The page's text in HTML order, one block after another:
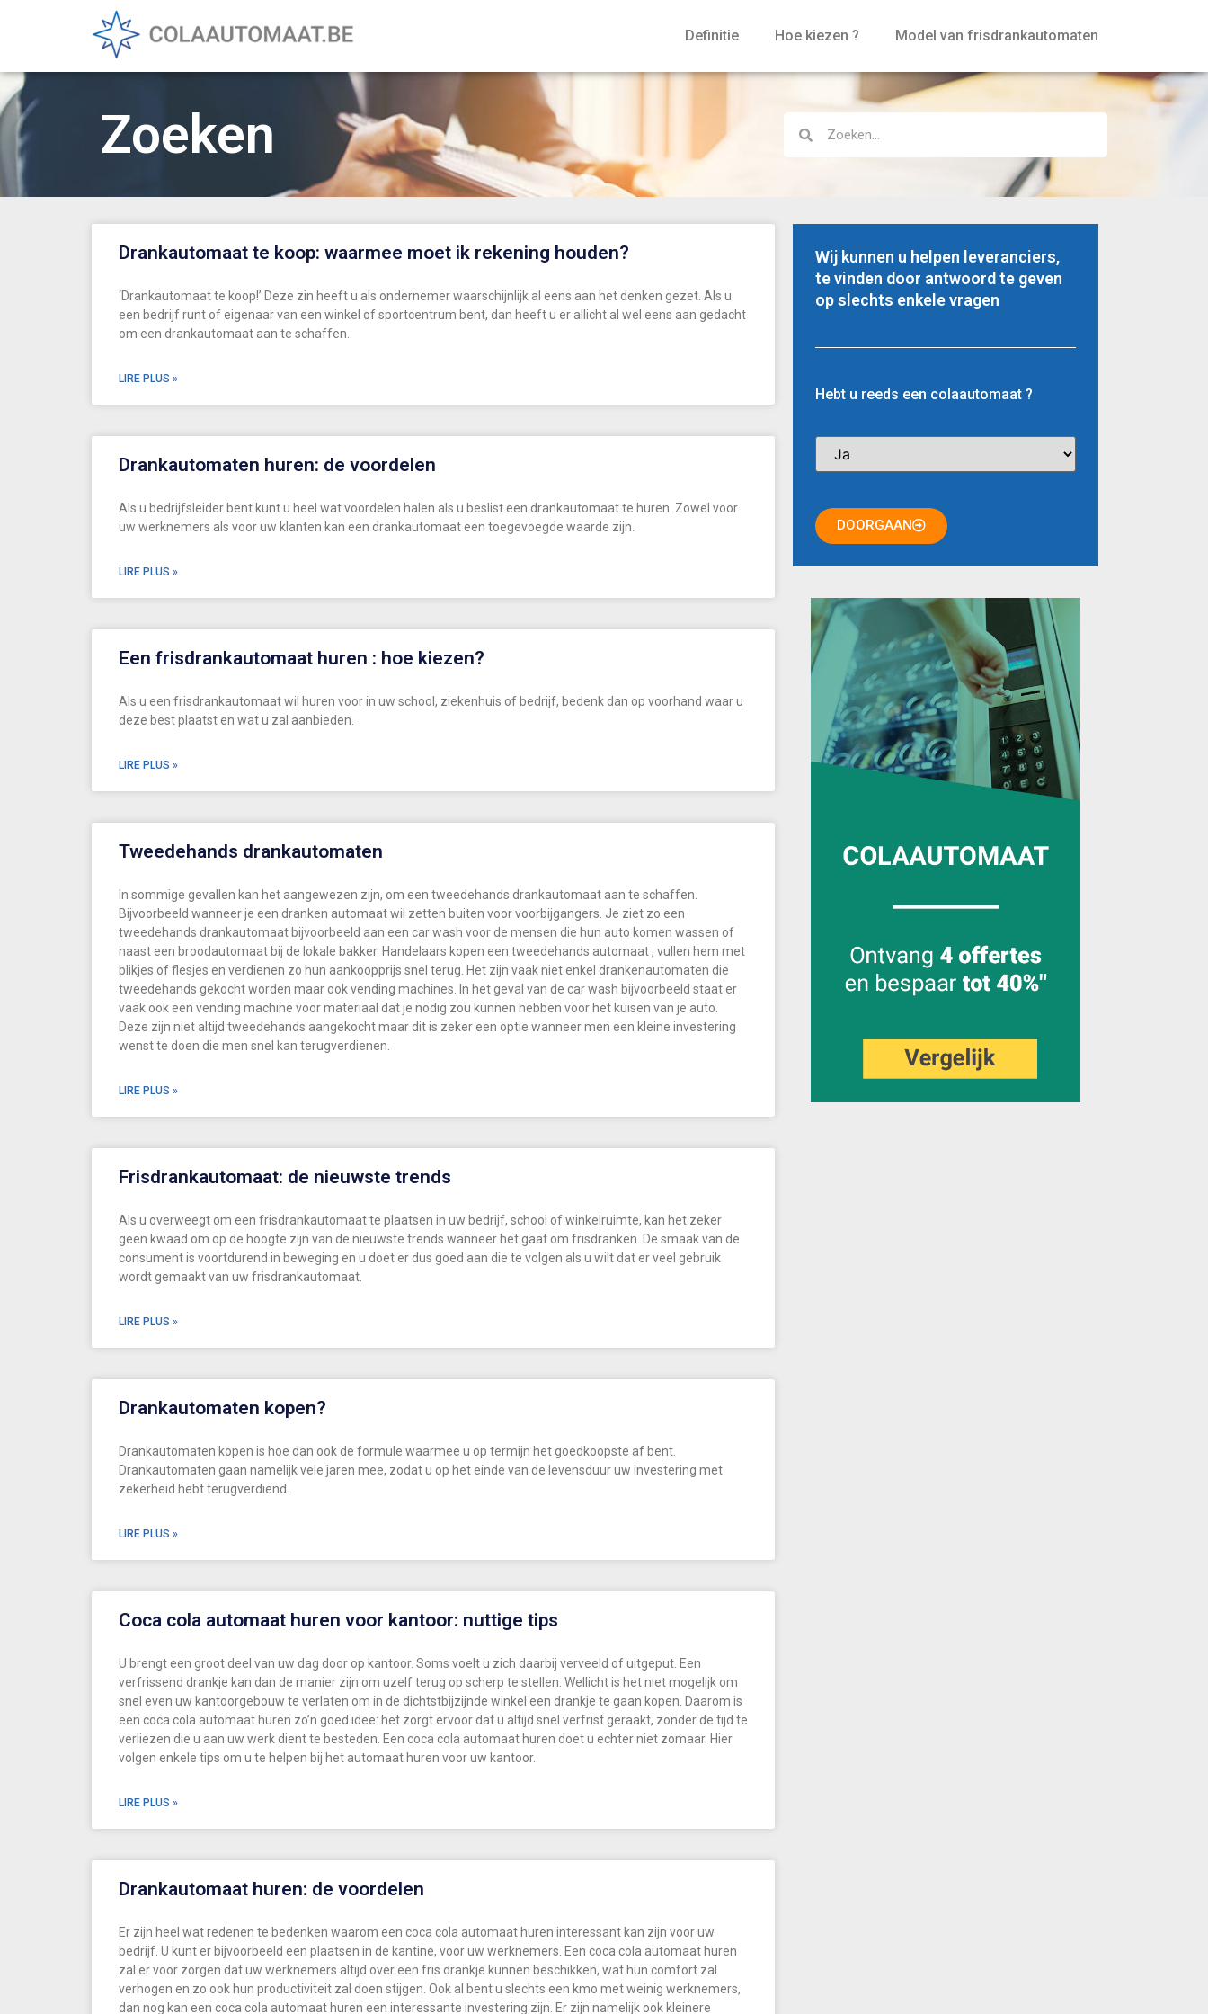
Definitie Hoe kiezen ? Model van frisdrankautomaten
Zoeken
Drankautomaat te koop: waarmee moet ik rekening houden?
‘Drankautomaat te koop!’ Deze zin heeft u als ondernemer waarschijnlijk al eens aan het denken gezet. Als u
een bedrijf runt of eigenaar van een winkel of sportcentrum bent, dan heeft u er allicht al wel eens aan gedacht
om een drankautomaat aan te schaffen.
LIRE PLUS »
Drankautomaten huren: de voordelen
Als u bedrijfsleider bent kunt u heel wat voordelen halen als u beslist een drankautomaat te huren. Zowel voor
uw werknemers als voor uw klanten kan een drankautomaat een toegevoegde waarde zijn.
LIRE PLUS »
Een frisdrankautomaat huren : hoe kiezen?
Als u een frisdrankautomaat wil huren voor in uw school, ziekenhuis of bedrijf, bedenk dan op voorhand waar u
deze best plaatst en wat u zal aanbieden.
LIRE PLUS »
Tweedehands drankautomaten
In sommige gevallen kan het aangewezen zijn, om een tweedehands drankautomaat aan te schaffen.
Bijvoorbeeld wanneer je een dranken automaat wil zetten buiten voor voorbijgangers. Je ziet zo een
tweedehands drankautomaat bijvoorbeeld aan een car wash voor de mensen die hun auto komen wassen of
naast een broodautomaat bij de lokale bakker. Handelaars kopen een tweedehands automaat , vullen hem met
blikjes of flesjes en verdienen zo hun aankoopprijs snel terug. Het zijn vaak niet enkel drankenautomaten die
tweedehands gekocht worden maar ook vending machines. In het geval van de car wash bijvoorbeeld staat er
vaak ook een vending machine voor materiaal dat je nodig zou kunnen hebben voor het kuisen van je auto.
Deze zijn niet altijd tweedehands aangekocht maar dit is zeker een optie wanneer men een kleine investering
wenst te doen die men snel kan terugverdienen.
LIRE PLUS »
Frisdrankautomaat: de nieuwste trends
Als u overweegt om een frisdrankautomaat te plaatsen in uw bedrijf, school of winkelruimte, kan het zeker
geen kwaad om op de hoogte zijn van de nieuwste trends wanneer het gaat om frisdranken. De smaak van de
consument is voortdurend in beweging en u doet er dus goed aan die te volgen als u wilt dat er veel gebruik
wordt gemaakt van uw frisdrankautomaat.
LIRE PLUS »
Drankautomaten kopen?
Drankautomaten kopen is hoe dan ook de formule waarmee u op termijn het goedkoopste af bent.
Drankautomaten gaan namelijk vele jaren mee, zodat u op het einde van de levensduur uw investering met
zekerheid hebt terugverdiend.
LIRE PLUS »
Coca cola automaat huren voor kantoor: nuttige tips
U brengt een groot deel van uw dag door op kantoor. Soms voelt u zich daarbij verveeld of uitgeput. Een
verfrissend drankje kan dan de manier zijn om uzelf terug op scherp te stellen. Wellicht is het niet mogelijk om
snel even uw kantoorgebouw te verlaten om in de dichtstbijzijnde winkel een drankje te gaan kopen. Daarom is
een coca cola automaat huren zo’n goed idee: het zorgt ervoor dat u altijd snel verfrist geraakt, zonder de tijd te
verliezen die u aan uw werk dient te besteden. Een coca cola automaat huren doet u echter niet zomaar. Hier
volgen enkele tips om u te helpen bij het automaat huren voor uw kantoor.
LIRE PLUS »
Drankautomaat huren: de voordelen
Er zijn heel wat redenen te bedenken waarom een coca cola automaat huren interessant kan zijn voor uw
bedrijf. U kunt er bijvoorbeeld een plaatsen in de kantine, voor uw werknemers. Een coca cola automaat huren
zal er voor zorgen dat uw werknemers altijd over een fris drankje kunnen beschikken, wat hun comfort zal
verhogen en zo ook hun productiviteit zal doen stijgen. Ook al bent u slechts een kmo met weinig werknemers,
dan nog kan een coca cola automaat huren een interessante investering zijn. Er zijn namelijk ook kleinere
Wij kunnen u helpen leveranciers,
te vinden door antwoord te geven
op slechts enkele vragen
Hebt u reeds een colaautomaat ?
DOORGAAN